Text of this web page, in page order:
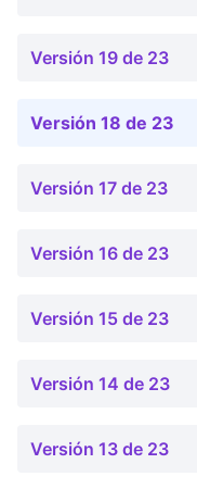
Versión 19 de 23
Versión 18 de 23
Versión 17 de 23
Versión 16 de 23
Versión 15 de 23
Versión 14 de 23
Versión 13 de 23